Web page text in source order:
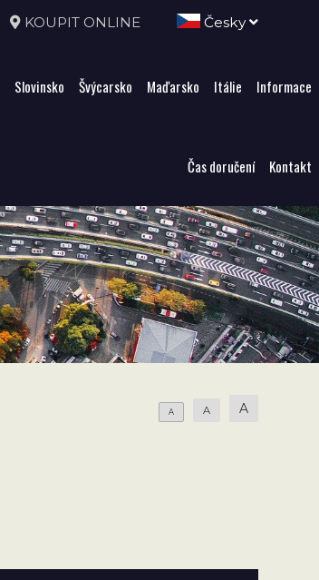
KOUPIT ONLINE Česky
Slovinsko Švýcarsko Maďarsko Itálie Informace
Čas doručení Kontakt
A A A